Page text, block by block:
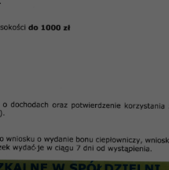
„Czuby” w Lublinie